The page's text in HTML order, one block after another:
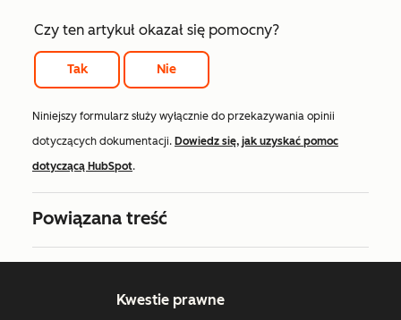
Czy ten artykuł okazał się pomocny?
Tak Nie
Niniejszy formularz służy wyłącznie do przekazywania opinii
dotyczących dokumentacji. Dowiedz się, jak uzyskać pomoc
dotyczącą HubSpot.
Powiązana treść
Kwestie prawne